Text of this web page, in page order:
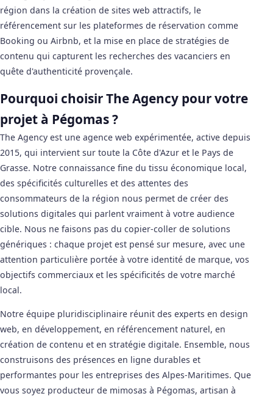
région dans la création de sites web attractifs, le
référencement sur les plateformes de réservation comme
Booking ou Airbnb, et la mise en place de stratégies de
contenu qui capturent les recherches des vacanciers en
quête d'authenticité provençale.
Pourquoi choisir The Agency pour votre
projet à Pégomas ?
The Agency est une agence web expérimentée, active depuis
2015, qui intervient sur toute la Côte d'Azur et le Pays de
Grasse. Notre connaissance fine du tissu économique local,
des spécificités culturelles et des attentes des
consommateurs de la région nous permet de créer des
solutions digitales qui parlent vraiment à votre audience
cible. Nous ne faisons pas du copier-coller de solutions
génériques : chaque projet est pensé sur mesure, avec une
attention particulière portée à votre identité de marque, vos
objectifs commerciaux et les spécificités de votre marché
local.
Notre équipe pluridisciplinaire réunit des experts en design
web, en développement, en référencement naturel, en
création de contenu et en stratégie digitale. Ensemble, nous
construisons des présences en ligne durables et
performantes pour les entreprises des Alpes-Maritimes. Que
vous soyez producteur de mimosas à Pégomas, artisan à